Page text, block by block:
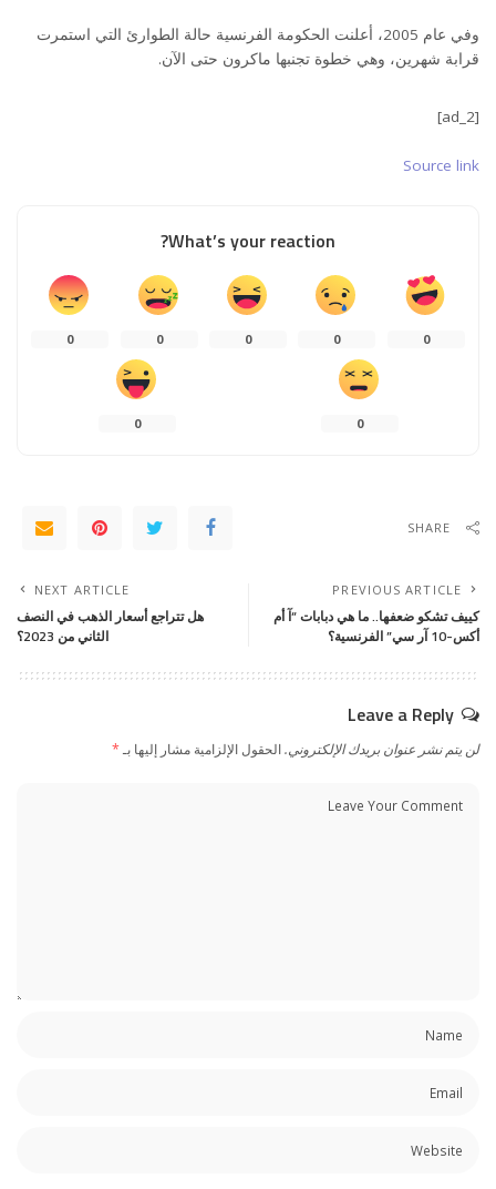
وفي عام 2005، أعلنت الحكومة الفرنسية حالة الطوارئ التي استمرت
قرابة شهرين، وهي خطوة تجنبها ماكرون حتى الآن.
[ad_2]
Source link
What’s your reaction?
0
0
0
0
0
0
0
SHARE
PREVIOUS ARTICLE
كييف تشكو ضعفها.. ما هي دبابات “آ أم
أكس-10 آر سي” الفرنسية؟
NEXT ARTICLE
هل تتراجع أسعار الذهب في النصف
الثاني من 2023؟
Leave a Reply
لن يتم نشر عنوان بريدك الإلكتروني.الحقول الإلزامية مشار إليها بـ*